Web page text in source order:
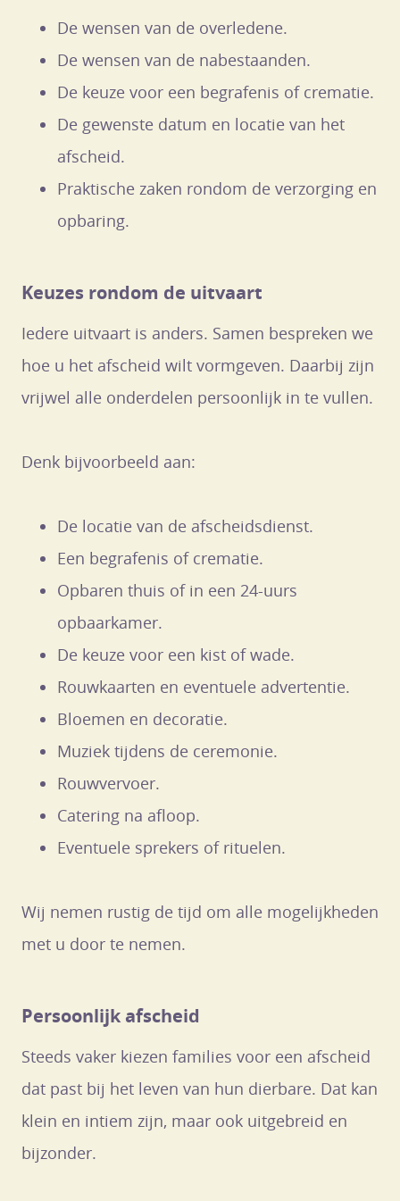
De wensen van de overledene.
De wensen van de nabestaanden.
De keuze voor een begrafenis of crematie.
De gewenste datum en locatie van het
afscheid.
Praktische zaken rondom de verzorging en
opbaring.
Keuzes rondom de uitvaart
Iedere uitvaart is anders. Samen bespreken we
hoe u het afscheid wilt vormgeven. Daarbij zijn
vrijwel alle onderdelen persoonlijk in te vullen.
Denk bijvoorbeeld aan:
De locatie van de afscheidsdienst.
Een begrafenis of crematie.
Opbaren thuis of in een 24-uurs
opbaarkamer.
De keuze voor een kist of wade.
Rouwkaarten en eventuele advertentie.
Bloemen en decoratie.
Muziek tijdens de ceremonie.
Rouwvervoer.
Catering na afloop.
Eventuele sprekers of rituelen.
Wij nemen rustig de tijd om alle mogelijkheden
met u door te nemen.
Persoonlijk afscheid
Steeds vaker kiezen families voor een afscheid
dat past bij het leven van hun dierbare. Dat kan
klein en intiem zijn, maar ook uitgebreid en
bijzonder.